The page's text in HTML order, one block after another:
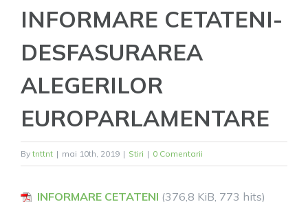
INFORMARE CETATENI-
DESFASURAREA
ALEGERILOR
EUROPARLAMENTARE
By tnttnt | mai 10th, 2019 | Stiri | 0 Comentarii
INFORMARE CETATENI (376,8 KiB, 773 hits)